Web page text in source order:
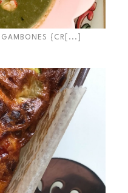
GAMBONES {CR[...]